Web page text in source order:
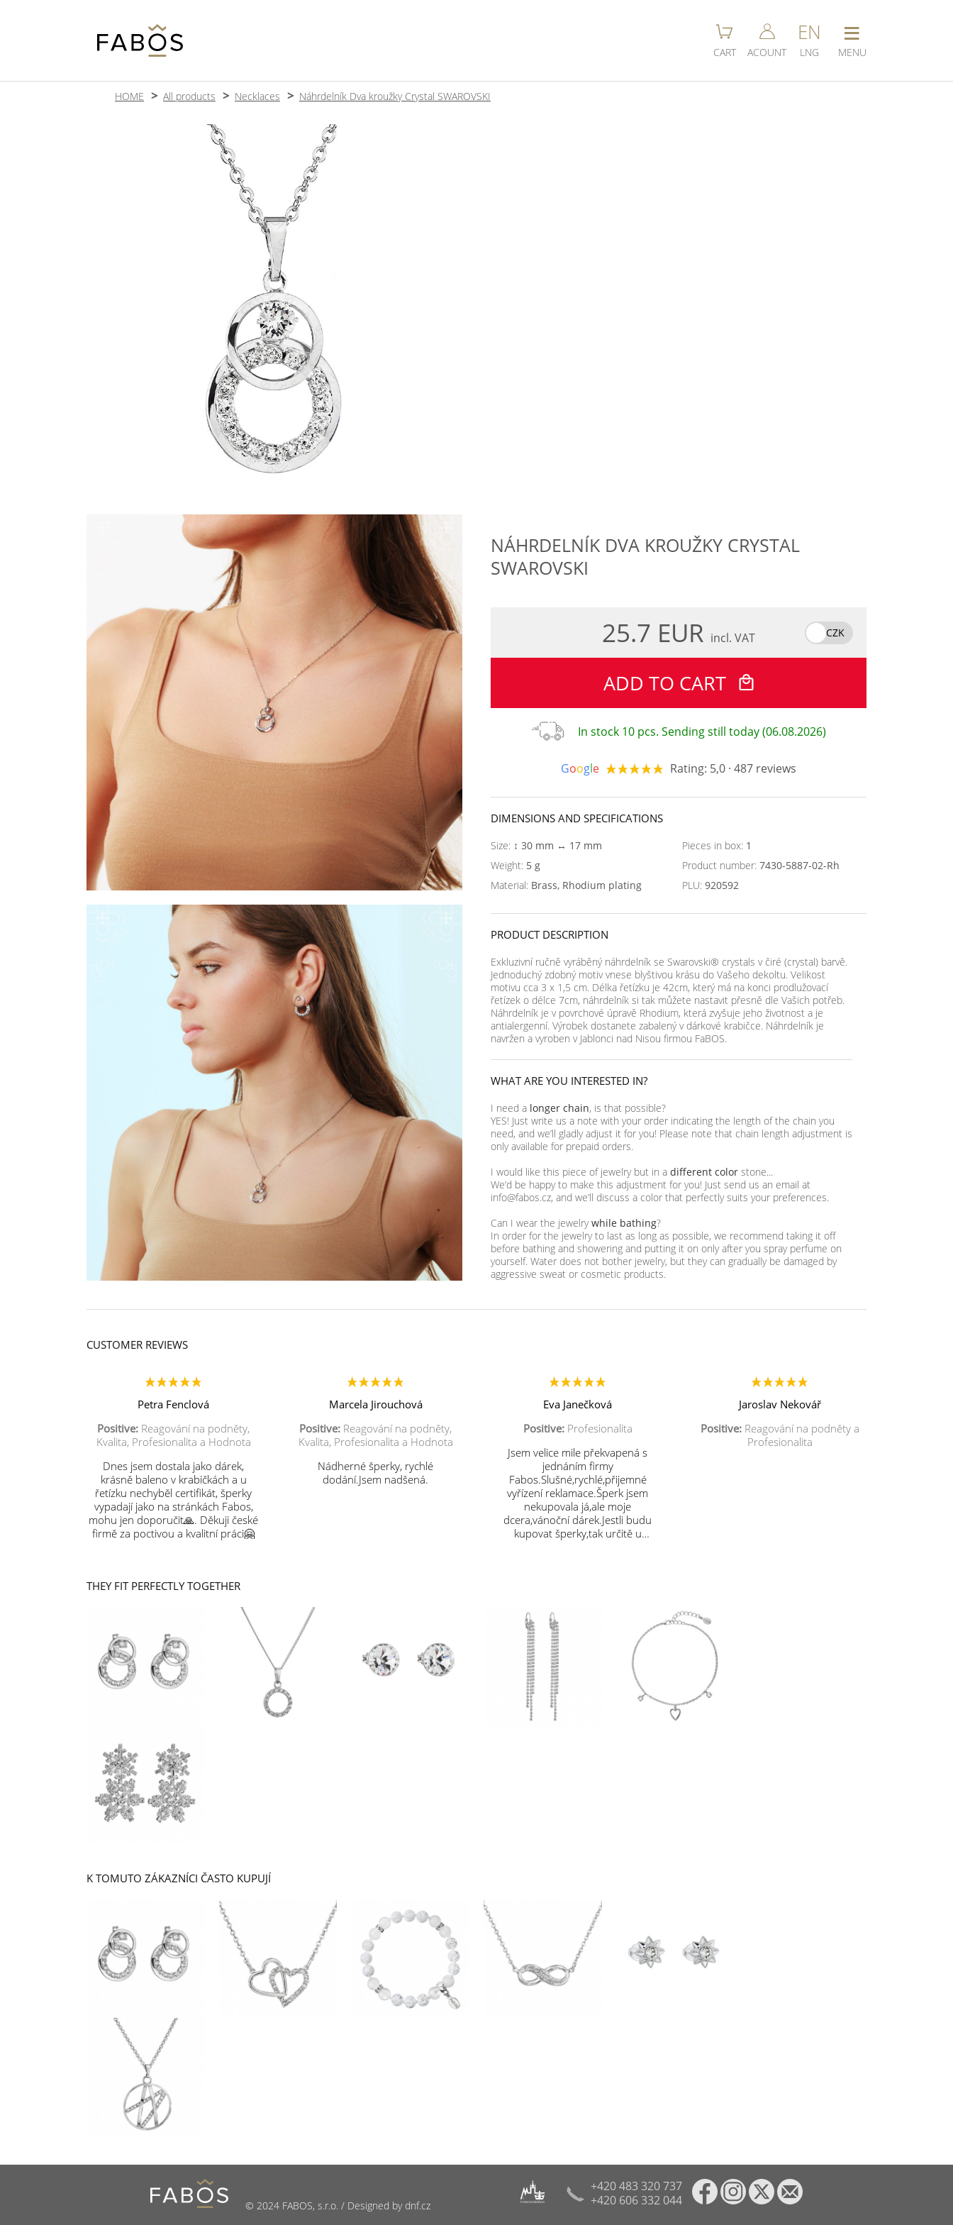
CART ACOUNT
EN
LNG
≡
MENU
HOME All products Necklaces Náhrdelník Dva kroužky Crystal SWAROVSKI
NÁHRDELNÍK DVA KROUŽKY CRYSTAL
SWAROVSKI
25.7 EUR incl. VAT CZK
ADD TO CART
In stock 10 pcs. Sending still today (06.08.2026)
Google Rating: 5,0 · 487 reviews
DIMENSIONS AND SPECIFICATIONS
Size: ↕ 30 mm ↔ 17 mm
Weight: 5 g
Material: Brass, Rhodium plating
Pieces in box: 1
Product number: 7430-5887-02-Rh
PLU: 920592
PRODUCT DESCRIPTION
Exkluzivní ručně vyráběný náhrdelník se Swarovski® crystals v čiré (crystal) barvě.
Jednoduchý zdobný motiv vnese blyštivou krásu do Vašeho dekoltu. Velikost
motivu cca 3 x 1,5 cm. Délka řetízku je 42cm, který má na konci prodlužovací
řetízek o délce 7cm, náhrdelník si tak můžete nastavit přesně dle Vašich potřeb.
Náhrdelník je v povrchové úpravě Rhodium, která zvyšuje jeho životnost a je
antialergenní. Výrobek dostanete zabalený v dárkové krabičce. Náhrdelník je
navržen a vyroben v Jablonci nad Nisou firmou FaBOS.
WHAT ARE YOU INTERESTED IN?
I need a longer chain, is that possible?
YES! Just write us a note with your order indicating the length of the chain you
need, and we’ll gladly adjust it for you! Please note that chain length adjustment is
only available for prepaid orders.
I would like this piece of jewelry but in a different color stone...
We’d be happy to make this adjustment for you! Just send us an email at
info@fabos.cz, and we’ll discuss a color that perfectly suits your preferences.
Can I wear the jewelrywhile bathing?
In order for the jewelry to last as long as possible, we recommend taking it off
before bathing and showering and putting it on only after you spray perfume on
yourself. Water does not bother jewelry, but they can gradually be damaged by
aggressive sweat or cosmetic products.
CUSTOMER REVIEWS
Petra Fenclová
Positive: Reagování na podněty,
Kvalita, Profesionalita a Hodnota
Dnes jsem dostala jako dárek,
krásně baleno v krabičkách a u
řetízku nechyběl certifikát, šperky
vypadají jako na stránkách Fabos,
mohu jen doporučit🙏. Děkuji české
firmě za poctivou a kvalitní práci🤗
Marcela Jirouchová
Positive: Reagování na podněty,
Kvalita, Profesionalita a Hodnota
Nádherné šperky, rychlé
dodání.Jsem nadšená.
Eva Janečková
Positive:Profesionalita
Jsem velice mile překvapená s
jednáním firmy
Fabos.Slušné,rychlé,přijemné
vyřízení reklamace.Šperk jsem
nekupovala já,ale moje
dcera,vánoční dárek.Jestli budu
kupovat šperky,tak určitě u
Jaroslav Nekovář
Positive:Reagování na podněty a
Profesionalita
THEY FIT PERFECTLY TOGETHER
K TOMUTO ZÁKAZNÍCI ČASTO KUPUJÍ
© 2024 FABOS, s.r.o. / Designed by dnf.cz PUNCOVNÍ ÚŘAD
+420 483 320 737
+420 606 332 044